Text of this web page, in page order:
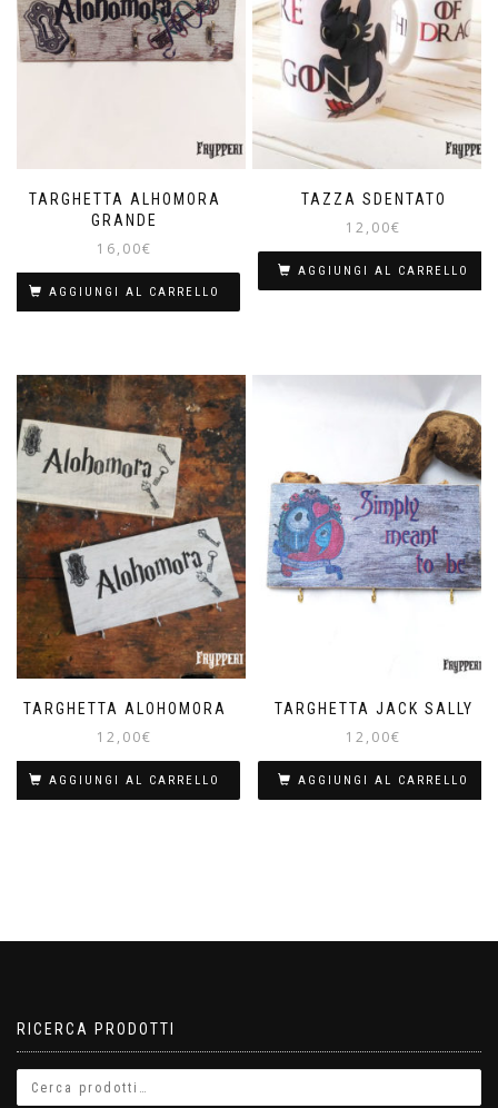
TARGHETTA ALHOMORA
GRANDE
16,00€
AGGIUNGI AL CARRELLO
TAZZA SDENTATO
12,00€
AGGIUNGI AL CARRELLO
TARGHETTA ALOHOMORA
12,00€
AGGIUNGI AL CARRELLO
TARGHETTA JACK SALLY
12,00€
AGGIUNGI AL CARRELLO
RICERCA PRODOTTI